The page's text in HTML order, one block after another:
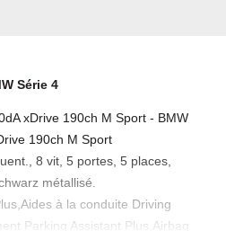
Série 4
xDrive 190ch M Sport - BMW
190ch M Sport
8 vit, 5 portes, 5 places,
métallisé.
à la conduite Driving
Parking Assistant Plus,Airbag